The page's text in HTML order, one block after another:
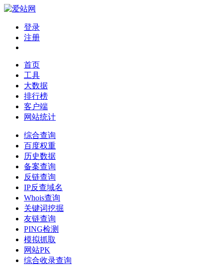
登录
注册
首页
工具
大数据
排行榜
客户端
网站统计
综合查询
百度权重
历史数据
备案查询
反链查询
IP反查域名
Whois查询
关键词挖掘
友链查询
PING检测
模拟抓取
网站PK
综合收录查询